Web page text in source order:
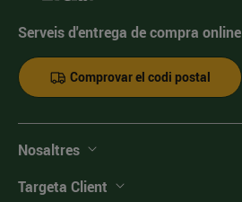
Serveis d'entrega de compra online
Comprovar el codi postal
Nosaltres
Targeta Client